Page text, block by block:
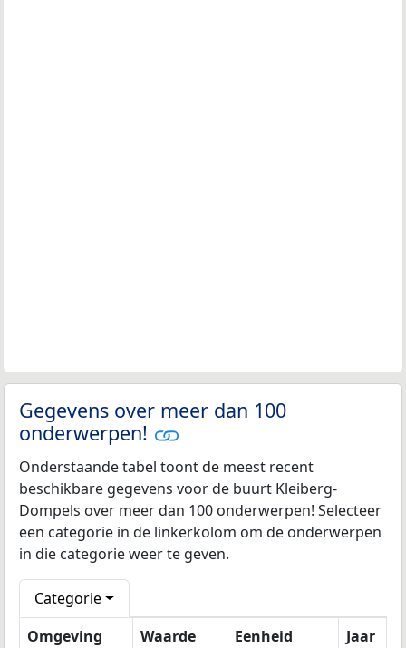
Gegevens over meer dan 100
onderwerpen!
Onderstaande tabel toont de meest recent
beschikbare gegevens voor de buurt Kleiberg-
Dompels over meer dan 100 onderwerpen! Selecteer
een categorie in de linkerkolom om de onderwerpen
in die categorie weer te geven.
Categorie
Omgeving
Waarde Eenheid
Jaar